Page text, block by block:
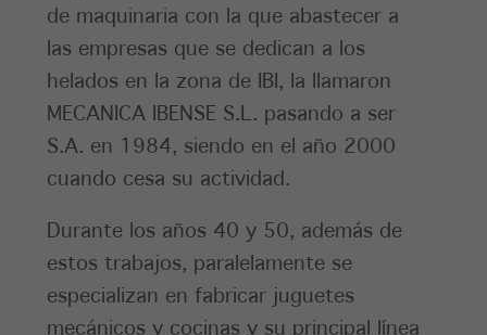
de maquinaria con la que abastecer a
las empresas que se dedican a los
helados en la zona de IBI, la llamaron
MECANICA IBENSE S.L. pasando a ser
S.A. en 1984, siendo en el año 2000
cuando cesa su actividad.
Durante los años 40 y 50, además de
estos trabajos, paralelamente se
especializan en fabricar juguetes
mecánicos y cocinas y su principal línea